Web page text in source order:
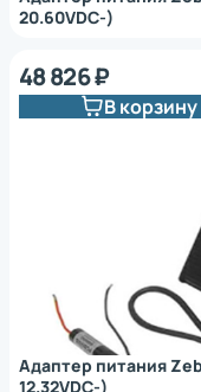
20.60VDC-)
Адаптер питания
12.32VDC-)
48 826 ₽
В корзину